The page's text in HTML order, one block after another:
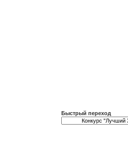
Быстрый переход